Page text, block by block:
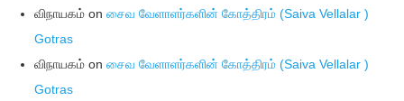
விநாயகம் onசைவ வேளாளர்களின் கோத்திரம் (Saiva Vellalar )
Gotras
விநாயகம் onசைவ வேளாளர்களின் கோத்திரம் (Saiva Vellalar )
Gotras